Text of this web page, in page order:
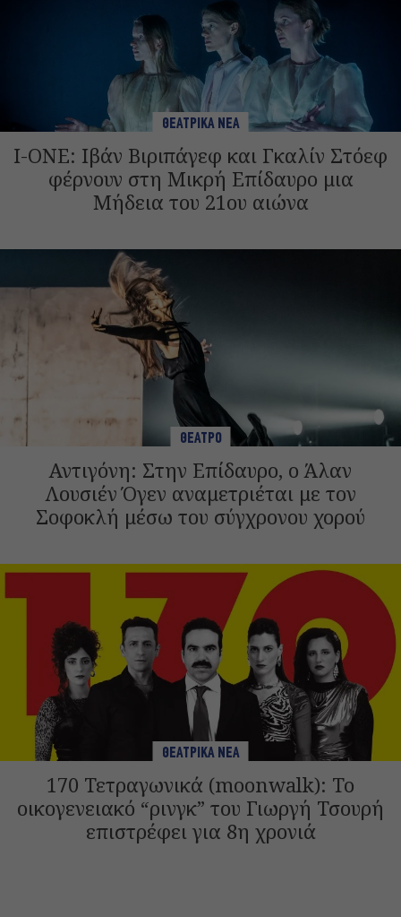
ΘΕΑΤΡΙΚΑ ΝΕΑ
I-ONE: Ιβάν Βιριπάγεφ και Γκαλίν Στόεφ
φέρνουν στη Μικρή Επίδαυρο μια
Μήδεια του 21ου αιώνα
ΘΕΑΤΡΟ
Αντιγόνη: Στην Επίδαυρο, ο Άλαν
Λουσιέν Όγεν αναμετριέται με τον
Σοφοκλή μέσω του σύγχρονου χορού
ΘΕΑΤΡΙΚΑ ΝΕΑ
170 Τετραγωνικά (moonwalk): Το
οικογενειακό “ρινγκ” του Γιωργή Τσουρή
επιστρέφει για 8η χρονιά